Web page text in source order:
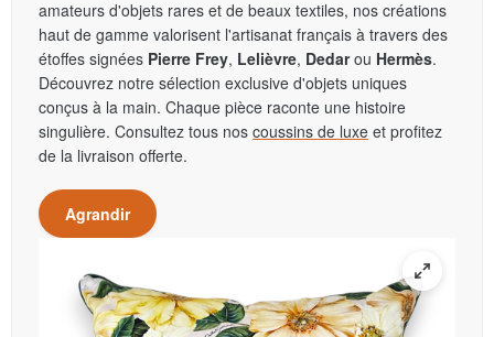
amateurs d'objets rares et de beaux textiles, nos créations
haut de gamme valorisent l'artisanat français à travers des
étoffes signées Pierre Frey, Lelièvre, Dedarou Hermès.
Découvrez notre sélection exclusive d'objets uniques
conçus à la main. Chaque pièce raconte une histoire
singulière. Consultez tous nos coussins de luxe et profitez
de la livraison offerte.
Agrandir